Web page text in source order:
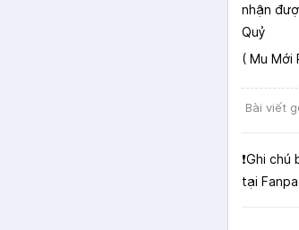
nhận
Quỷ
( Mu Mới
Bài viết
❗️Ghi
tại